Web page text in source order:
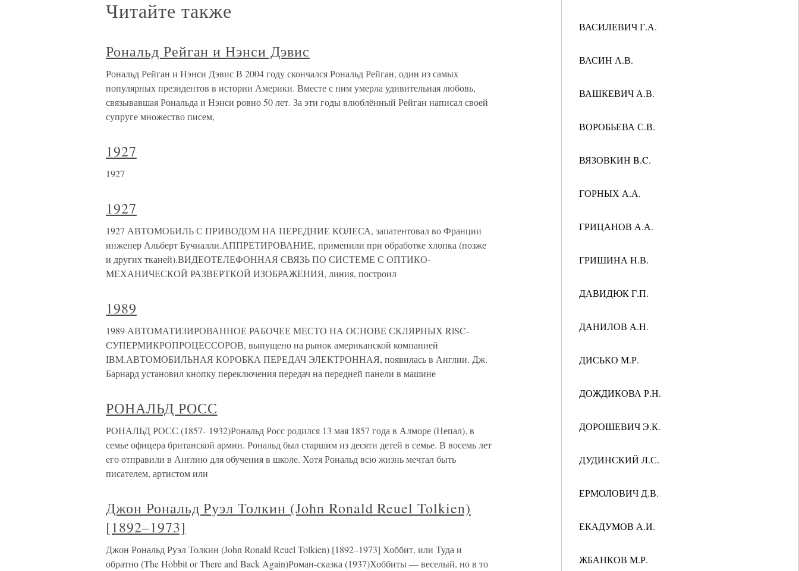
ВАСИЛЕВИЧ Г.А.
ВАСИН А.В.
ВАШКЕВИЧ А.В.
ВОРОБЬЕВА С.В.
ВЯЗОВКИН B.C.
ГОРНЫХ А.А.
ГРИЦАНОВ А.А.
ГРИШИНА Н.В.
ДАВИДЮК Г.П.
ДАНИЛОВ А.Н.
ДИСЬКО М.Р.
ДОЖДИКОВА Р.Н.
ДОРОШЕВИЧ Э.К.
ДУДИНСКИЙ Л.С.
ЕРМОЛОВИЧ Д.В.
ЕКАДУМОВ А.И.
ЖБАНКОВ М.Р.
Читайте также
Рональд Рейган и Нэнси Дэвис
Рональд Рейган и Нэнси Дэвис В 2004 году скончался Рональд Рейган, один из самых
популярных президентов в истории Америки. Вместе с ним умерла удивительная любовь,
связывавшая Рональда и Нэнси ровно 50 лет. За эти годы влюблённый Рейган написал своей
супруге множество писем,
1927
1927
1927
1927 АВТОМОБИЛЬ С ПРИВОДОМ НА ПЕРЕДНИЕ КОЛЕСА, запатентовал во Франции
инженер Альберт Бучиалли.АППРЕТИРОВАНИЕ, применили при обработке хлопка (позже
и других тканей).ВИДЕОТЕЛЕФОННАЯ СВЯЗЬ ПО СИСТЕМЕ С ОПТИКО-
МЕХАНИЧЕСКОЙ РАЗВЕРТКОЙ ИЗОБРАЖЕНИЯ, линия, построил
1989
1989 АВТОМАТИЗИРОВАННОЕ РАБОЧЕЕ МЕСТО НА ОСНОВЕ СКЛЯРНЫХ RlSC-
СУПЕРМИКРОПРОЦЕССОРОВ, выпущено на рынок американской компанией
IBM.АВТОМОБИЛЬНАЯ КОРОБКА ПЕРЕДАЧ ЭЛЕКТРОННАЯ, появилась в Англии. Дж.
Барнард установил кнопку переключения передач на передней панели в машине
РОНАЛЬД РОСС
РОНАЛЬД РОСС (1857- 1932)Рональд Росс родился 13 мая 1857 года в Алморе (Непал), в
семье офицера британской армии. Рональд был старшим из десяти детей в семье. В восемь лет
его отправили в Англию для обучения в школе. Хотя Рональд всю жизнь мечтал быть
писателем, артистом или
Джон Рональд Руэл Толкин (John Ronald Reuel Tolkien)
[1892–1973]
Джон Рональд Руэл Толкин (John Ronald Reuel Tolkien) [1892–1973] Хоббит, или Туда и
обратно (The Hobbit or There and Back Again)Роман-сказка (1937)Хоббиты — веселый, но в то